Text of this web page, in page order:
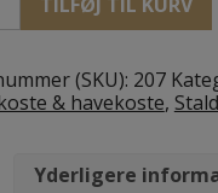
(SKU): 207
& havekoste,
Yderligere